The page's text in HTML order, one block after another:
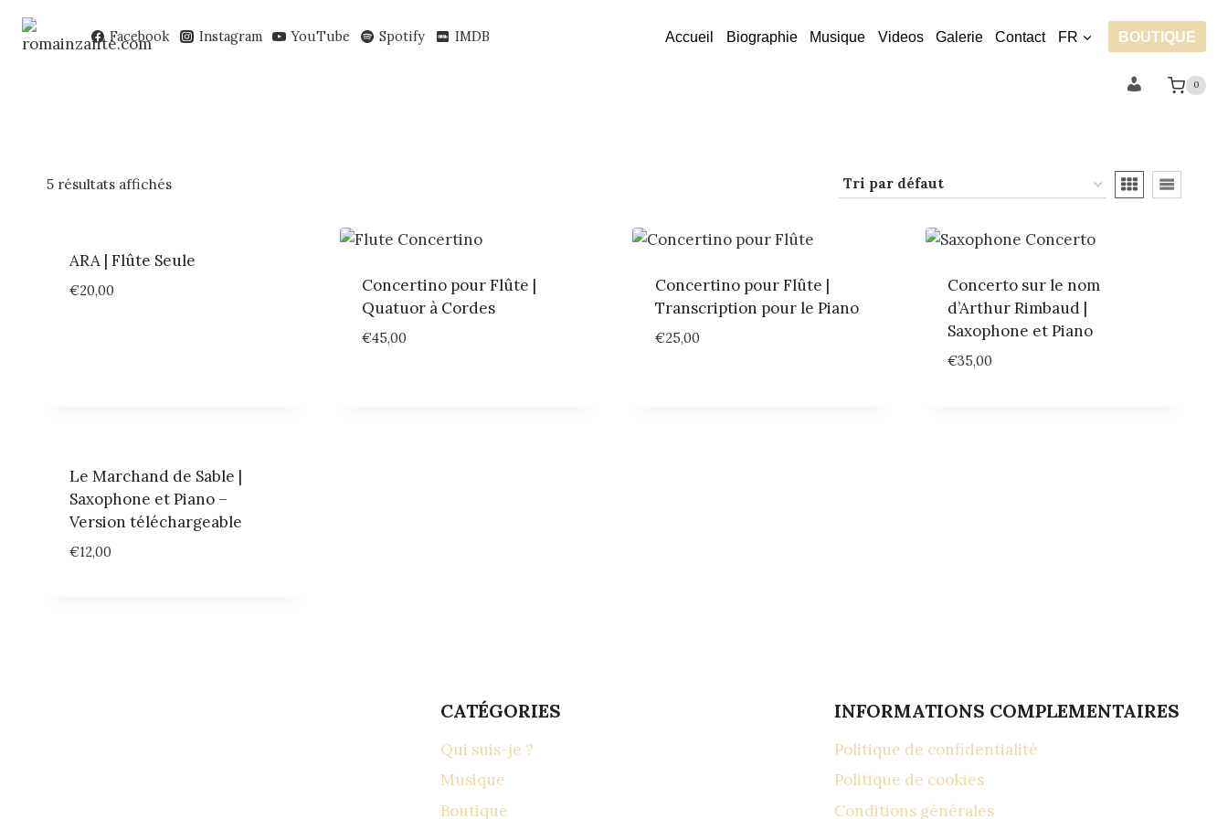
Facebook Instagram YouTube Spotify IMDB Accueil Biographie Musique Videos Galerie Contact FR BOUTIQUE
Compte
0
5 résultats affichés
ARA | Flûte Seule
€20,00
Concertino pour Flûte |
Quatuor à Cordes
€45,00
Concertino pour Flûte |
Transcription pour le Piano
€25,00
Concerto sur le nom
d’Arthur Rimbaud |
Saxophone et Piano
€35,00
Le Marchand de Sable |
Saxophone et Piano –
Version téléchargeable
€12,00
CATÉGORIES
Qui suis-je ?
Musique
Boutique
INFORMATIONS COMPLEMENTAIRES
Politique de confidentialité
Politique de cookies
Conditions générales